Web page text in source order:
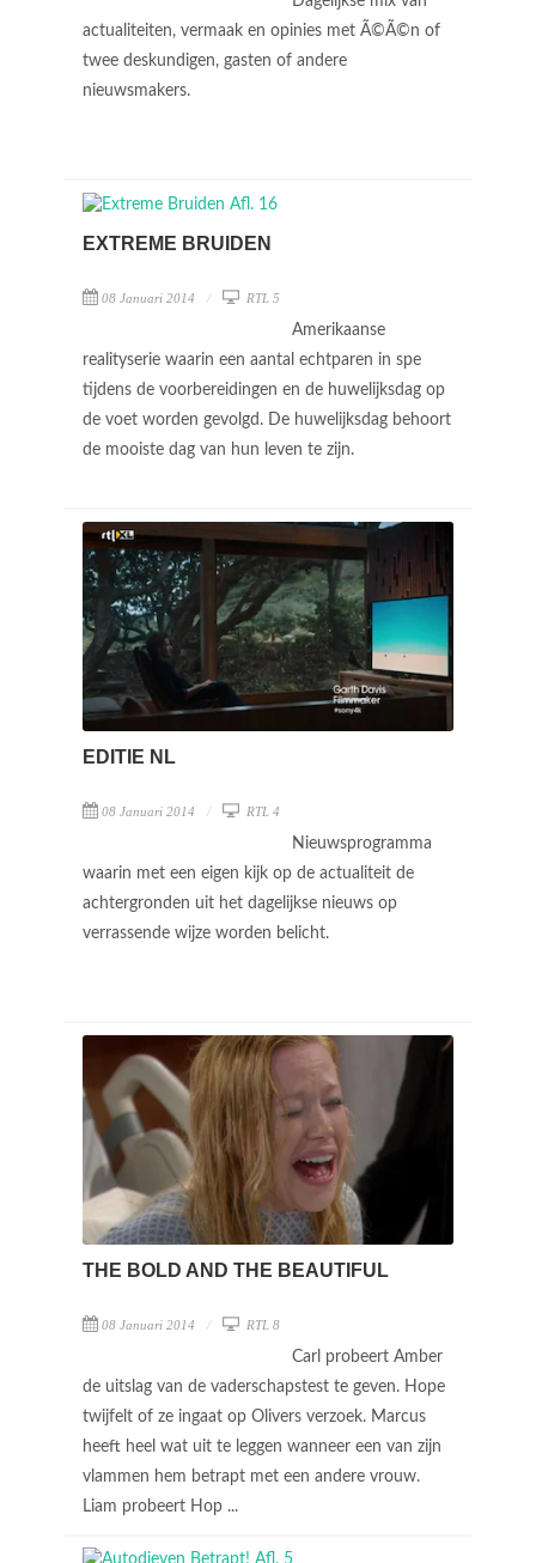
actualiteiten, vermaak en opinies met Ã©Ã©n of
twee deskundigen, gasten of andere
nieuwsmakers.
EXTREME BRUIDEN
08 Januari 2014 RTL 5
Amerikaanse
realityserie waarin een aantal echtparen in spe
tijdens de voorbereidingen en de huwelijksdag op
de voet worden gevolgd. De huwelijksdag behoort
de mooiste dag van hun leven te zijn.
EDITIE NL
08 Januari 2014 RTL 4
Nieuwsprogramma
waarin met een eigen kijk op de actualiteit de
achtergronden uit het dagelijkse nieuws op
verrassende wijze worden belicht.
THE BOLD AND THE BEAUTIFUL
08 Januari 2014 RTL 8
Carl probeert Amber
de uitslag van de vaderschapstest te geven. Hope
twijfelt of ze ingaat op Olivers verzoek. Marcus
heeft heel wat uit te leggen wanneer een van zijn
vlammen hem betrapt met een andere vrouw.
Liam probeert Hop ...